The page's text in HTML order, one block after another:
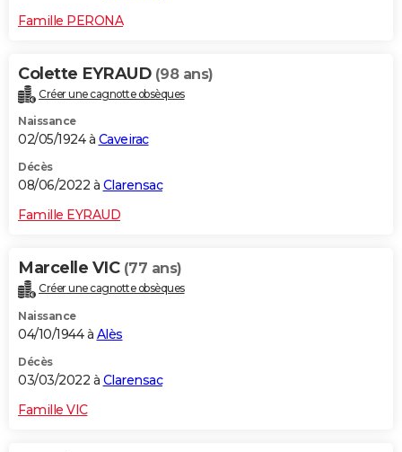
Famille PERONA
Colette EYRAUD (98 ans)
Créer une cagnotte obsèques
Naissance
02/05/1924 à Caveirac
Décès
08/06/2022 à Clarensac
Famille EYRAUD
Marcelle VIC (77 ans)
Créer une cagnotte obsèques
Naissance
04/10/1944 à Alès
Décès
03/03/2022 à Clarensac
Famille VIC